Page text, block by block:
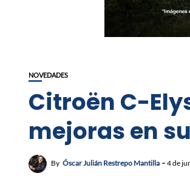
NOVEDADES
Citroën C-
mejoras en
By Óscar Julián Restrepo Mantilla 4 de